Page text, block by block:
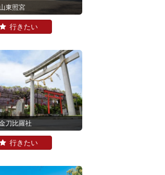
東照宮
刀比羅社